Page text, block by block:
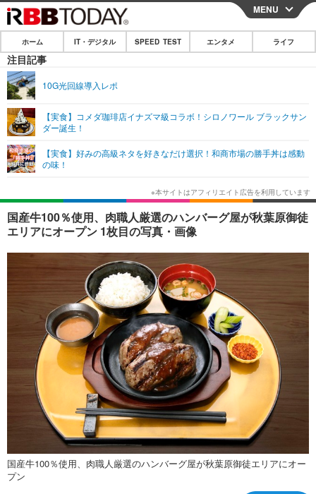
CLOSE
ホーム
IT・デジタル
ネタ
ショッピング その他
SPEED TEST
エンタメ
エンタメTOP
韓国・芸能
音楽 スポーツ
ショッピング
ライフ
ライフTOP グルメ
ペット ショッピング
その他
リリース一覧
プッシュ通知の停止方法
MENU
ホーム IT・デジタル SPEED TEST エンタメ ライフ
注目記事
10G光回線導入レポ
【実食】コメダ珈琲店イナズマ級コラボ！シロノワール ブラックサン
ダー誕生！
【実食】好みの高級ネタを好きなだけ選択！和商市場の勝手丼は感動
の味！
国産牛100％使用、肉職人厳選のハンバーグ屋が秋葉原御徒
エリアにオープン 1枚目の写真・画像
国産牛100％使用、肉職人厳選のハンバーグ屋が秋葉原御徒エリアにオー
プン